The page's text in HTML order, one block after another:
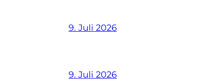
9. Juli 2026
9. Juli 2026